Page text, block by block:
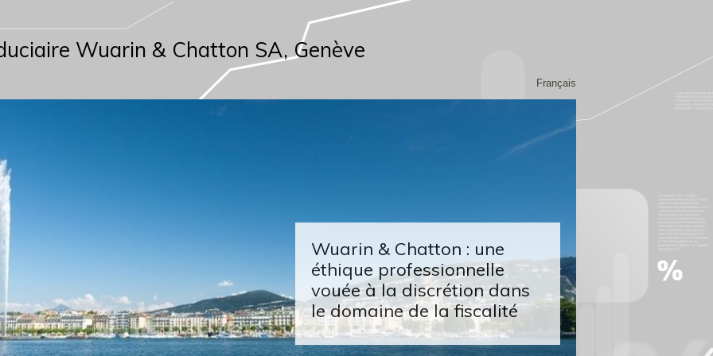
Français
Wuarin & Chatton SA, Genève
Wuarin & Chatton : une
éthique professionnelle
vouée à la discrétion dans
le domaine de la fiscalité